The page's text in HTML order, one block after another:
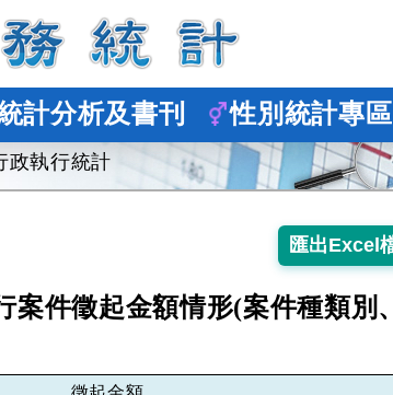
計分析及書刊 性別統計專區
政執行統計
案件徵起金額情形(案件種類別